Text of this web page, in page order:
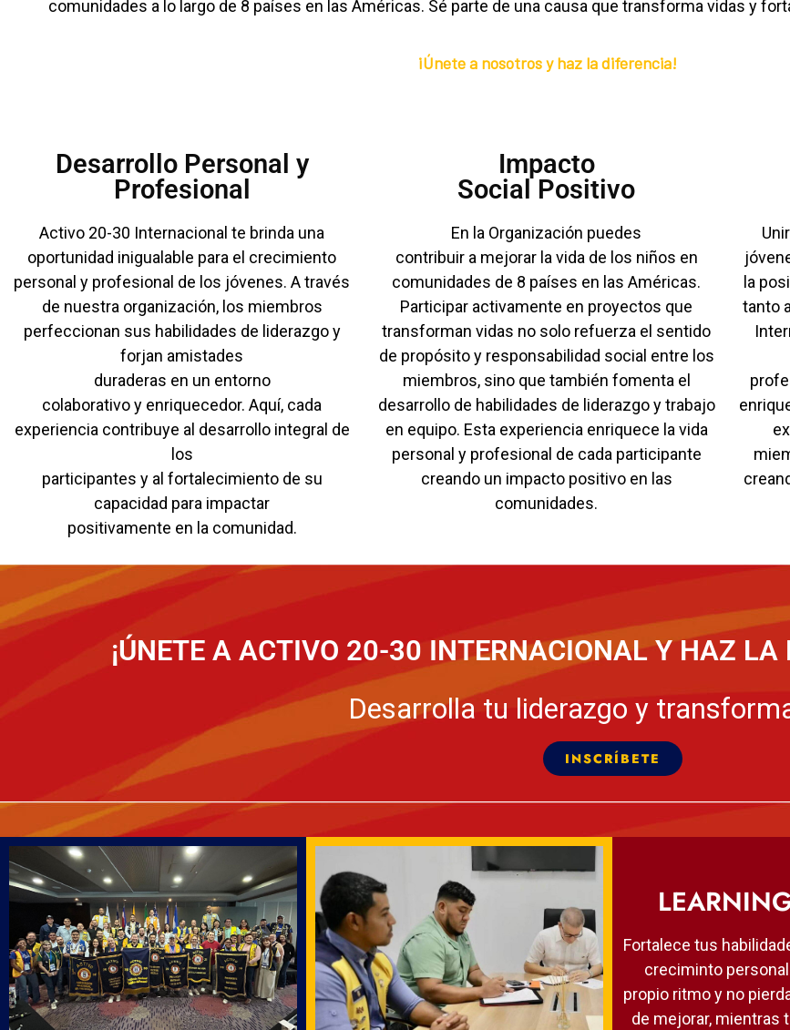
comunidades a lo largo de 8 países en las Américas. Sé parte de una causa que transforma vidas y
¡Únete a nosotros y haz la diferencia!
Desarrollo Personal y
Profesional
Activo 20-30 Internacional te brinda una
oportunidad inigualable para el crecimiento
personal y profesional de los jóvenes. A través
de nuestra organización, los miembros
perfeccionan sus habilidades de liderazgo y
forjan amistades
duraderas en un entorno
colaborativo y enriquecedor. Aquí, cada
experiencia contribuye al desarrollo integral de
los
participantes y al fortalecimiento de su
capacidad para impactar
positivamente en la comunidad.
Impacto
Social Positivo
En la Organización puedes
contribuir a mejorar la vida de los niños en
comunidades de 8 países en las Américas.
Participar activamente en proyectos que
transforman vidas no solo refuerza el sentido
de propósito y responsabilidad social entre los
miembros, sino que también fomenta el
desarrollo de habilidades de liderazgo y trabajo
en equipo. Esta experiencia enriquece la vida
personal y profesional de cada participante
creando un impacto positivo en las
comunidades.
la
tanto
¡ÚNETE A ACTIVO 20-30 INTERNACIONAL Y HAZ LA
Desarrolla tu liderazgo y
INSCRÍBETE
Fortalece tus
creciminto
propio ritmo y no
de mejorar, mientras